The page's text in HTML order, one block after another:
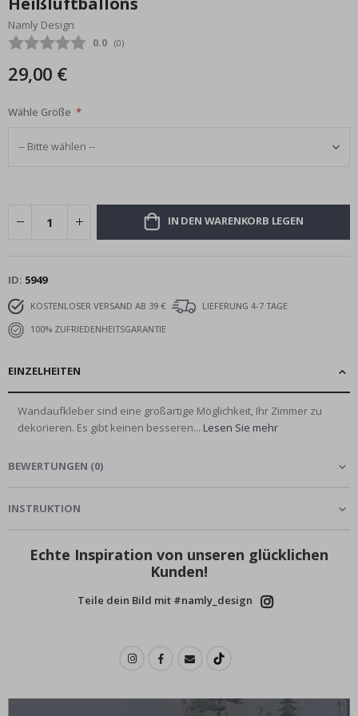
Bildgalerie
springen
Namly Design
Durchschnittliche Bewertung:
0.0 (abgegebene bewertungen:
0)
29,00 €
Wähle Größe
IN DEN WARENKORB LEGEN
ID 5949
KOSTENLOSER VERSAND AB 39 €
LIEFERUNG 4-7 TAGE
100% ZUFRIEDENHEITSGARANTIE
EINZELHEITEN
Wandaufkleber sind eine großartige Möglichkeit, Ihr Zimmer zu
dekorieren. Es gibt keinen besseren... Lesen Sie mehr
BEWERTUNGEN (0)
INSTRUKTION
Echte Inspiration von unseren glücklichen
Kunden!
Teile dein Bild mit #namly_design